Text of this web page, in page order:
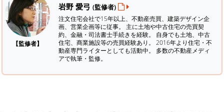
【監修者】
岩野 愛弓 (監修者)
注文住宅会社で15年以上、不動産売買、建築デザイン企
画、営業企画等に従事。 主に土地や中古住宅の売買契
約、金融・司法書士手続きを経験。 自身でも土地、中古
住宅、商業施設等の売買経験あり。 2016年より住宅・不
動産専門ライターとしても活動中。 多数の不動産メディ
アで執筆・監修。